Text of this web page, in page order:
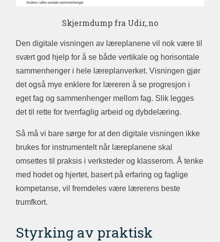
Skjermdump fra Udir,.no
Den digitale visningen av læreplanene vil nok være til
svært god hjelp for å se både vertikale og horisontale
sammenhenger i hele læreplanverket. Visningen gjør
det også mye enklere for læreren å se progresjon i
eget fag og sammenhenger mellom fag. Slik legges
det til rette for tverrfaglig arbeid og dybdelæring.
Så må vi bare sørge for at den digitale visningen ikke
brukes for instrumentelt når læreplanene skal
omsettes til praksis i verksteder og klasserom. Å tenke
med hodet og hjertet, basert på erfaring og faglige
kompetanse, vil fremdeles være lærerens beste
trumfkort.
Styrking av praktisk